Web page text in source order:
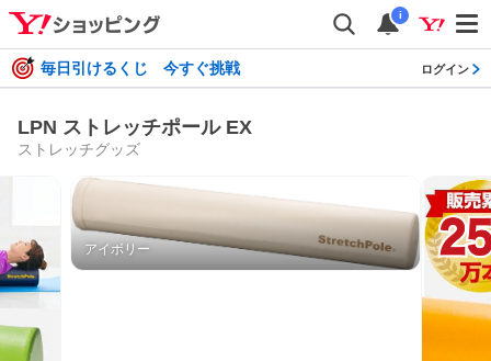
i
毎日引けるくじ 今すぐ挑戦 ログイン
LPN ストレッチポール EX
ストレッチグッズ
アイボリー